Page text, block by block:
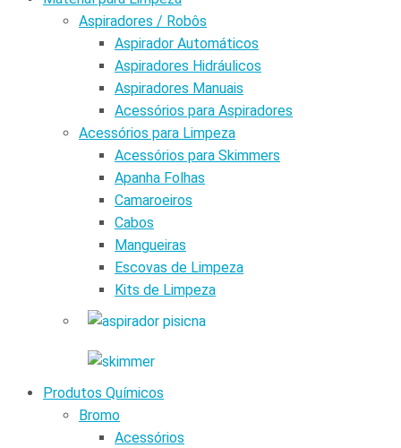
Aspiradores / Robôs
Aspirador Automáticos
Aspiradores Hidráulicos
Aspiradores Manuais
Acessórios para Aspiradores
Acessórios para Limpeza
Acessórios para Skimmers
Apanha Folhas
Camaroeiros
Cabos
Mangueiras
Escovas de Limpeza
Kits de Limpeza
Produtos Químicos
Bromo
Acessórios